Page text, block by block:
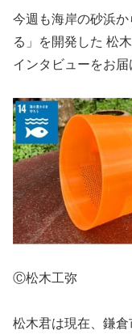
今週も海岸の砂浜
る」を開発した 松
インタビューをお届
Ⓒ松木工弥
松木君は現在、鎌倉